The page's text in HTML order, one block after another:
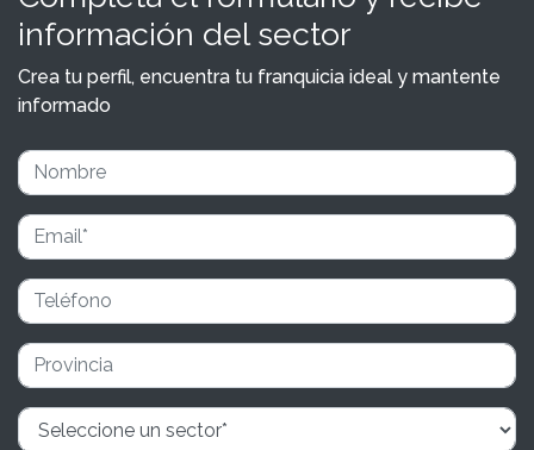
información del sector
Crea tu perfil, encuentra tu franquicia ideal y mantente
informado